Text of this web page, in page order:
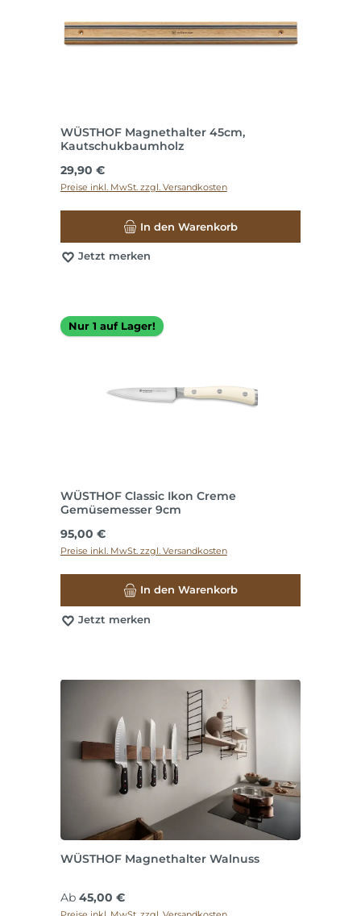
WÜSTHOF Magnethalter 45cm,
Kautschukbaumholz
Regulärer Preis:
29,90 €
Preise inkl. MwSt. zzgl. Versandkosten
In den Warenkorb
Jetzt merken
Nur 1 auf Lager!
WÜSTHOF Classic Ikon Creme
Gemüsemesser 9cm
Regulärer Preis:
95,00 €
Preise inkl. MwSt. zzgl. Versandkosten
In den Warenkorb
Jetzt merken
WÜSTHOF Magnethalter Walnuss
Regulärer Preis:
Ab 45,00 €